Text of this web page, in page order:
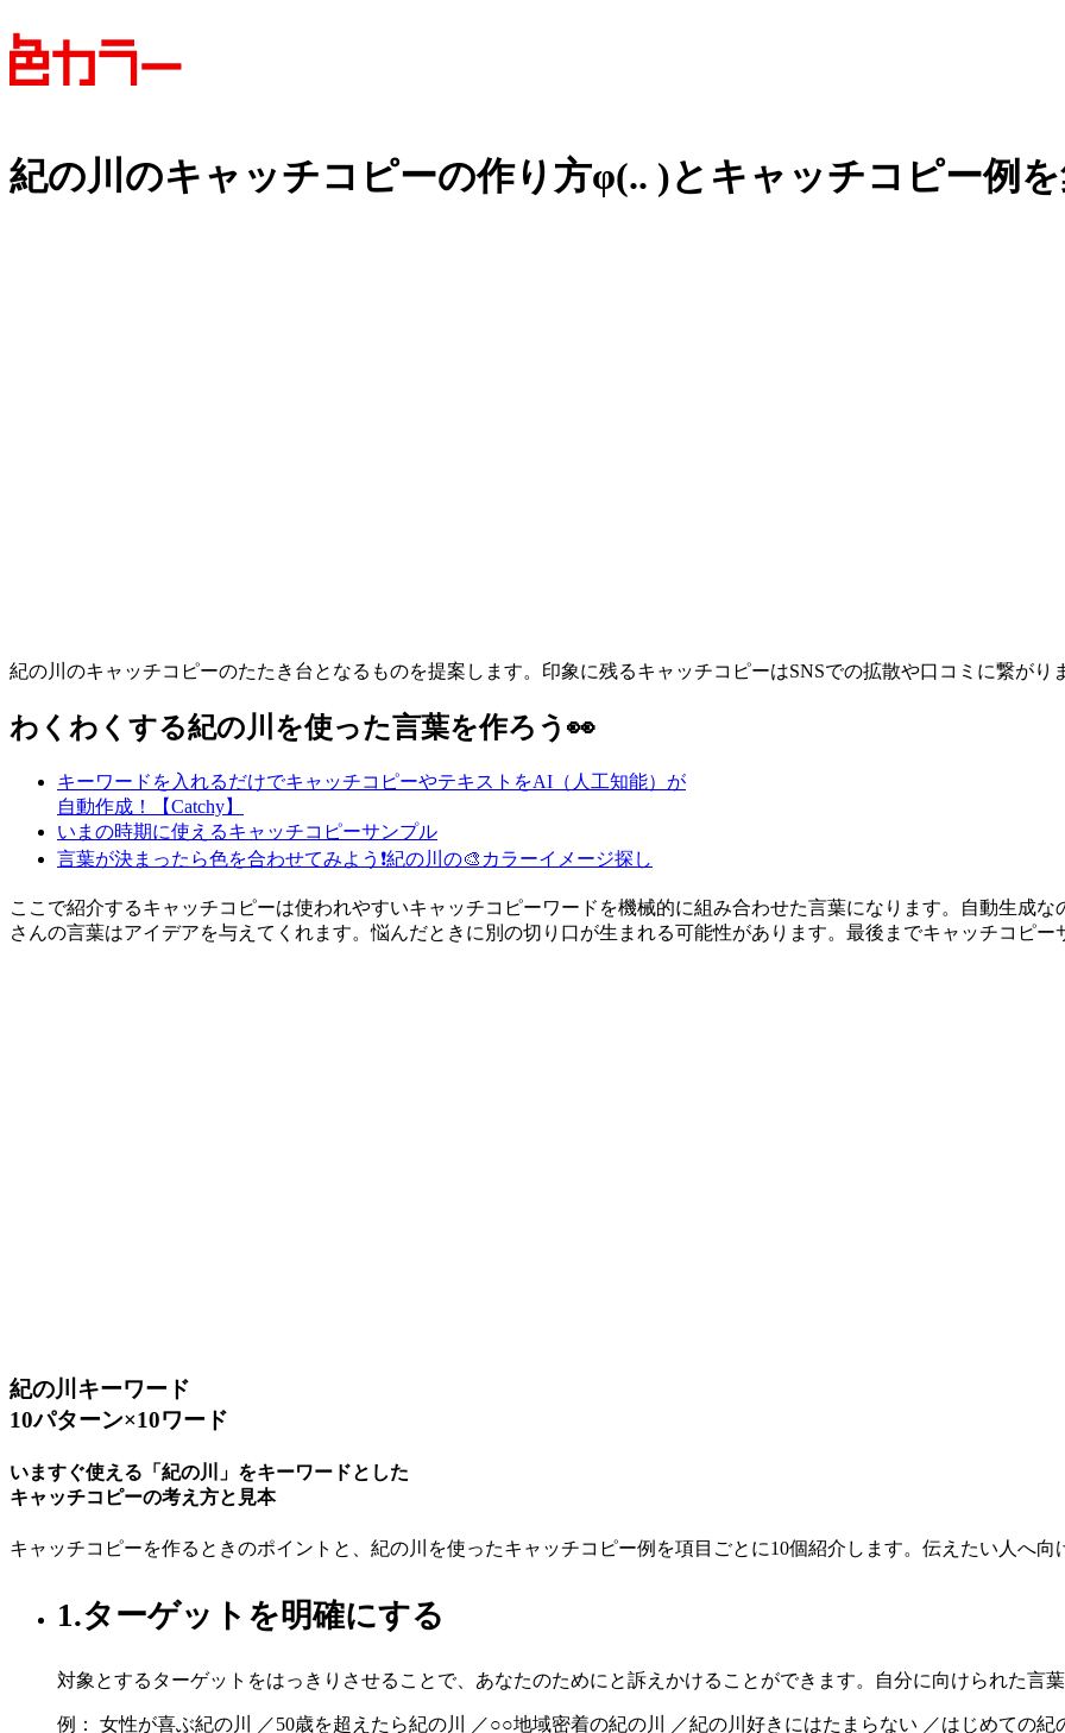
紀の川のキャッチコピーの作り方φ(.. )と キャッチコピー例を
紀の川のキャッチコピーのたたき台となるものを提案します。印象に残るキャッチコピーはSNSでの拡散や口コミに繋がり
わくわくする紀の川を使った言葉を作ろう👀
キーワードを入れるだけでキャッチコピーやテキストをAI（人工知能）が
自動作成！【Catchy】
いまの時期に使えるキャッチコピーサンプル
言葉が決まったら色を合わせてみよう❗紀の川の🎨カラーイメージ探し
ここで紹介するキャッチコピーは使われやすいキャッチコピーワードを機械的に組み合わせた言葉になります。自動生成
さんの言葉はアイデアを与えてくれます。悩んだときに別の切り口が生まれる可能性があります。最後までキャッチコピー
紀の川キーワード
10パターン×10ワード
いますぐ使える「紀の川」をキーワードとした
キャッチコピーの考え方と見本
キャッチコピーを作るときのポイントと、紀の川を使ったキャッチコピー例を項目ごとに10個紹介します。伝えたい人へ向
1.ターゲットを明確にする
対象とするターゲットをはっきりさせることで、あなたのためにと訴えかけることができます。自分に向けられた言
例： 女性が喜ぶ紀の川 ／50歳を超えたら紀の川 ／○○地域密着の紀の川 ／紀の川好きにはたまらない ／はじめての